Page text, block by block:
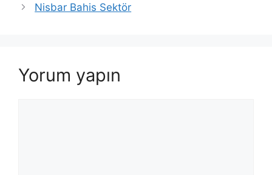
Nisbar Bahis Sektör
Yorum yapın